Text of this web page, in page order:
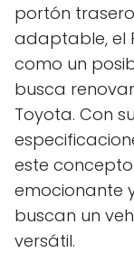
portón
adaptable, el
como un
busca
Toyota. Con
este
emocionante
buscan un
versátil.